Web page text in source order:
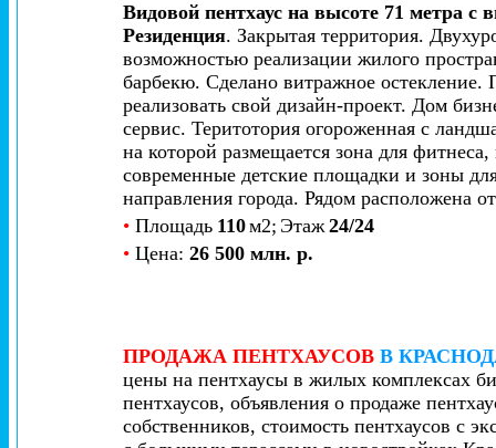
Видовой пентхаус на высоте 71 метра
Резиденция. Закрытая территория.
возможностью реализации жилого
барбекю. Сделано витражное остекление.
реализовать свой дизайн-проект. Дом
сервис. Теритотория огороженная с
на которой размещается зона для
современные детские площадки и зоны
направления города. Рядом расположена
• Площадь 110м2; Этаж 24/24
• Цена: 26 500 млн. р.
ПРОДАЖА ПЕНТХАУСОВ В
цены на пентхаусы в жилых комплексах
пентхаусов, объявления о продаже
собственников, стоимость пентхаусов с